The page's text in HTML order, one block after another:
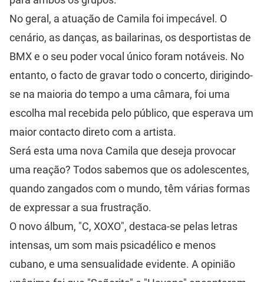
No geral, a atuação de Camila foi impecável. O
cenário, as danças, as bailarinas, os desportistas de
BMX e o seu poder vocal único foram notáveis. No
entanto, o facto de gravar todo o concerto, dirigindo-
se na maioria do tempo a uma câmara, foi uma
escolha mal recebida pelo público, que esperava um
maior contacto direto com a artista.
Será esta uma nova Camila que deseja provocar
uma reação? Todos sabemos que os adolescentes,
quando zangados com o mundo, têm várias formas
de expressar a sua frustração.
O novo álbum, "C, XOXO", destaca-se pelas letras
intensas, um som mais psicadélico e menos
cubano, e uma sensualidade evidente. A opinião